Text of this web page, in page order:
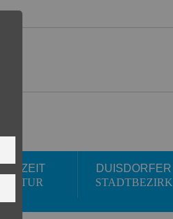
FREIZEIT
KULTUR
DUISDORFER
STADTBEZIRK